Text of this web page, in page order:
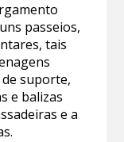
passeios,
tais
suporte,
e balizas
e a